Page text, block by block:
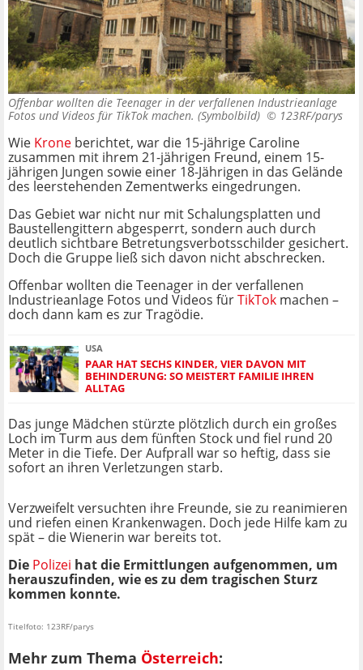
Offenbar wollten die Teenager in der verfallenen Industrieanlage
Fotos und Videos für TikTok machen. (Symbolbild) © 123RF/parys
Wie Krone berichtet, war die 15-jährige Caroline
zusammen mit ihrem 21-jährigen Freund, einem 15-
jährigen Jungen sowie einer 18-Jährigen in das Gelände
des leerstehenden Zementwerks eingedrungen.
Das Gebiet war nicht nur mit Schalungsplatten und
Baustellengittern abgesperrt, sondern auch durch
deutlich sichtbare Betretungsverbotsschilder gesichert.
Doch die Gruppe ließ sich davon nicht abschrecken.
Offenbar wollten die Teenager in der verfallenen
Industrieanlage Fotos und Videos fürTikTok machen –
doch dann kam es zur Tragödie.
USA
PAAR HAT SECHS KINDER, VIER DAVON MIT
BEHINDERUNG: SO MEISTERT FAMILIE IHREN
ALLTAG
Das junge Mädchen stürzte plötzlich durch ein großes
Loch im Turm aus dem fünften Stock und fiel rund 20
Meter in die Tiefe. Der Aufprall war so heftig, dass sie
sofort an ihren Verletzungen starb.
Verzweifelt versuchten ihre Freunde, sie zu reanimieren
und riefen einen Krankenwagen. Doch jede Hilfe kam zu
spät – die Wienerin war bereits tot.
Die Polizei hat die Ermittlungen aufgenommen, um
herauszufinden, wie es zu dem tragischen Sturz
kommen konnte.
Titelfoto: 123RF/parys
Mehr zum Thema Österreich: